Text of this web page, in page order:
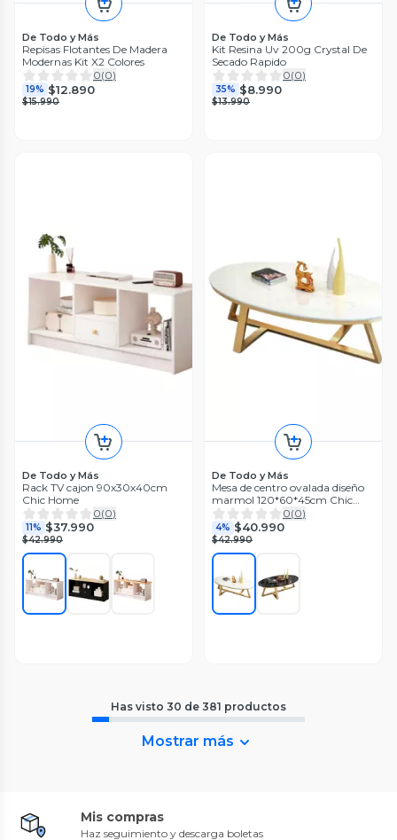
De Todo y Más
Repisas Flotantes De Madera
Modernas Kit X2 Colores
0(0)
19% $12.890
$15.990
De Todo y Más
Kit Resina Uv 200g Crystal De
Secado Rapido
0(0)
35% $8.990
$13.990
De Todo y Más
Rack TV cajon 90x30x40cm
Chic Home
0(0)
11% $37.990
$42.990
De Todo y Más
Mesa de centro ovalada diseño
marmol 120*60*45cm Chic
Home
0(0)
4% $40.990
$42.990
Has visto 30 de 381 productos
Mostrar más
Mis compras
Haz seguimiento y descarga boletas